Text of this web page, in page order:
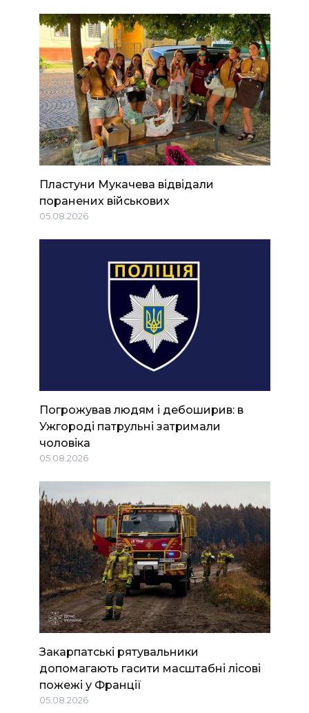
Пластуни Мукачева відвідали
поранених військових
05.08.2026
Погрожував людям і дебоширив: в
Ужгороді патрульні затримали
чоловіка
05.08.2026
Закарпатські рятувальники
допомагають гасити масштабні лісові
пожежі у Франції
05.08.2026